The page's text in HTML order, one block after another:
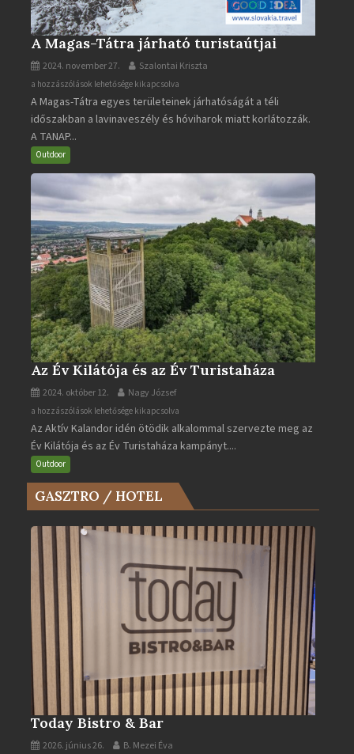
A Magas-Tátra járható turistaútjai
2024. november 27. Szalontai Kriszta
A
Magas-
Tátra
járható
turistaútjai
a hozzászólások lehetősége kikapcsolva
A Magas-Tátra egyes területeinek járhatóságát a téli
időszakban a lavinaveszély és hóviharok miatt korlátozzák.
A TANAP...
Outdoor
Az Év Kilátója és az Év Turistaháza
2024. október 12. Nagy József
Az
Év
Kilátója
és
az
Év
bejegyzéshez
a hozzászólások lehetősége kikapcsolva
Az Aktív Kalandor idén ötödik alkalommal szervezte meg az
Év Kilátója és az Év Turistaháza kampányt....
Outdoor
GASZTRO / HOTEL
Today Bistro & Bar
2026. június 26. B. Mezei Éva